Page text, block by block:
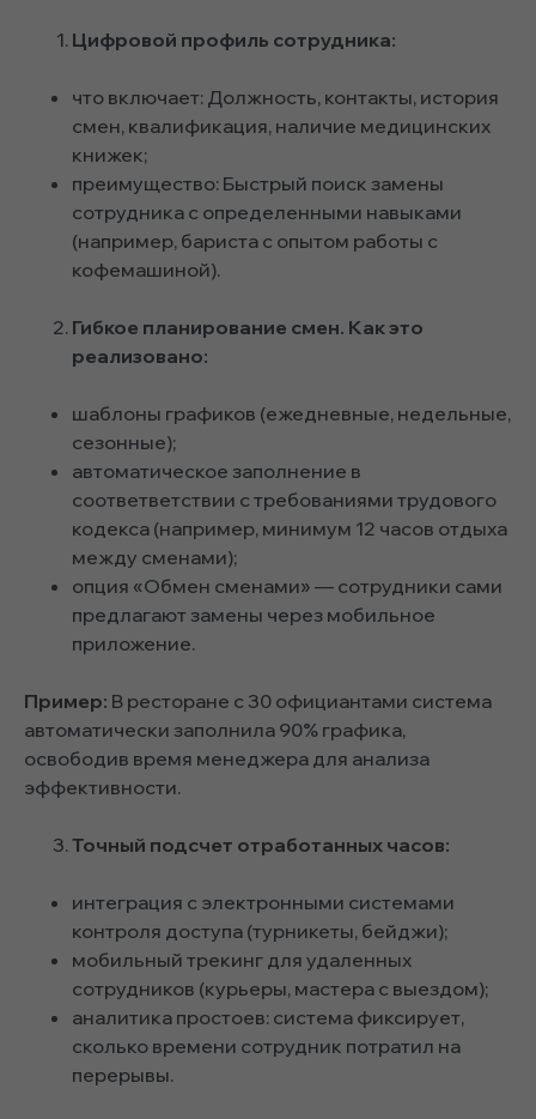
Цифровой профиль сотрудника:
что включает: Должность, контакты, история
смен, квалификация, наличие медицинских
книжек;
преимущество: Быстрый поиск замены
сотрудника с определенными навыками
(например, бариста с опытом работы с
кофемашиной).
Гибкое планирование смен. Как это
реализовано:
шаблоны графиков (ежедневные, недельные,
сезонные);
автоматическое заполнение в
соответветствии с требованиями трудового
кодекса (например, минимум 12 часов отдыха
между сменами);
опция «Обмен сменами» — сотрудники сами
предлагают замены через мобильное
приложение.
Пример: В ресторане с 30 официантами система
автоматически заполнила 90% графика,
освободив время менеджера для анализа
эффективности.
Точный подсчет отработанных часов:
интеграция с электронными системами
контроля доступа (турникеты, бейджи);
мобильный трекинг для удаленных
сотрудников (курьеры, мастера с выездом);
аналитика простоев: система фиксирует,
сколько времени сотрудник потратил на
перерывы.